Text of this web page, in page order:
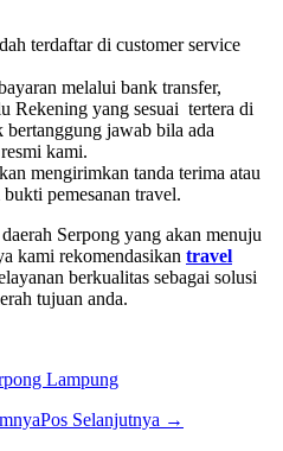
terdaftar di customer service
melalui bank transfer,
Rekening yang sesuai tertera di
jawab bila ada
kami.
mengirimkan tanda terima atau
pemesanan travel.
Serpong yang akan menuju
kami rekomendasikan travel
berkualitas sebagai solusi
tujuan anda.
Lampung
Pos Selanjutnya →